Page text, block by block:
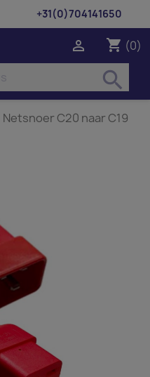
+31(0)704141650
shopping_cart (0)

search
Netsnoer C20 naar C19